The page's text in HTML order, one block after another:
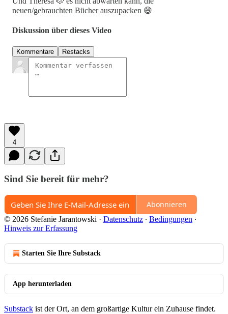
neuen/gebrauchten Bücher auszupacken 😄
Diskussion über dieses Video
Kommentare Restacks
4
Sind Sie bereit für mehr?
Abonnieren
© 2026 Stefanie Jarantowski · Datenschutz ∙ Bedingungen ∙
Hinweis zur Erfassung
Starten Sie Ihre Substack
App herunterladen
Substack ist der Ort, an dem großartige Kultur ein Zuhause findet.